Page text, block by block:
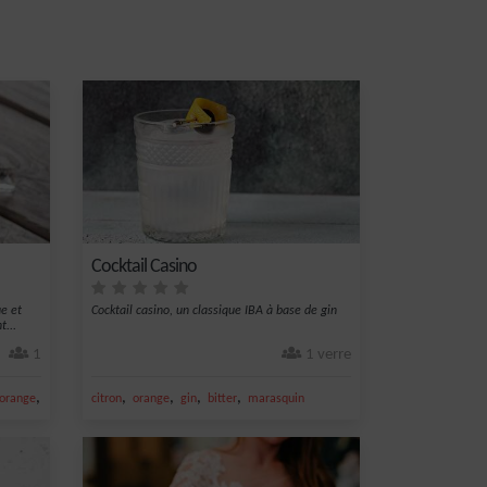
et
1
,
Cocktail Casino
Cocktail casino, un classique IBA à base de gin
1 verre
citron, orange, gin, bitter, marasquin